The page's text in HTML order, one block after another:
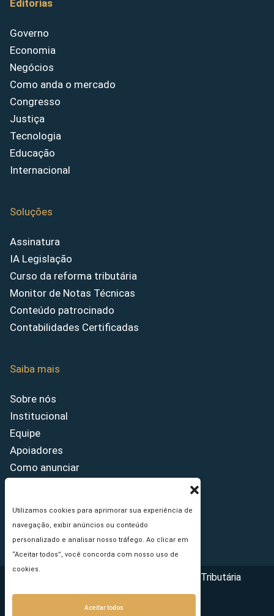
Utilizamos cookies para aprimorar sua experiência de
navegação, exibir anúncios ou conteúdo
personalizado e analisar nosso tráfego. Ao clicar em
“Aceitar todos”, você concorda com nosso uso de
cookies.
Aceitar todos
Editorias
Governo
Economia
Negócios
Como anda o mercado
Congresso
Justiça
Tecnologia
Educação
Internacional
Soluções
Assinatura
IA Legislação
Curso da reforma tributária
Monitor de Notas Técnicas
Conteúdo patrocinado
Contabilidades Certificadas
Saiba mais
Sobre nós
Institucional
Equipe
Apoiadores
Como anunciar
Princípios Editoriais
Copyright © 2026 - Portal da Reforma Tributária